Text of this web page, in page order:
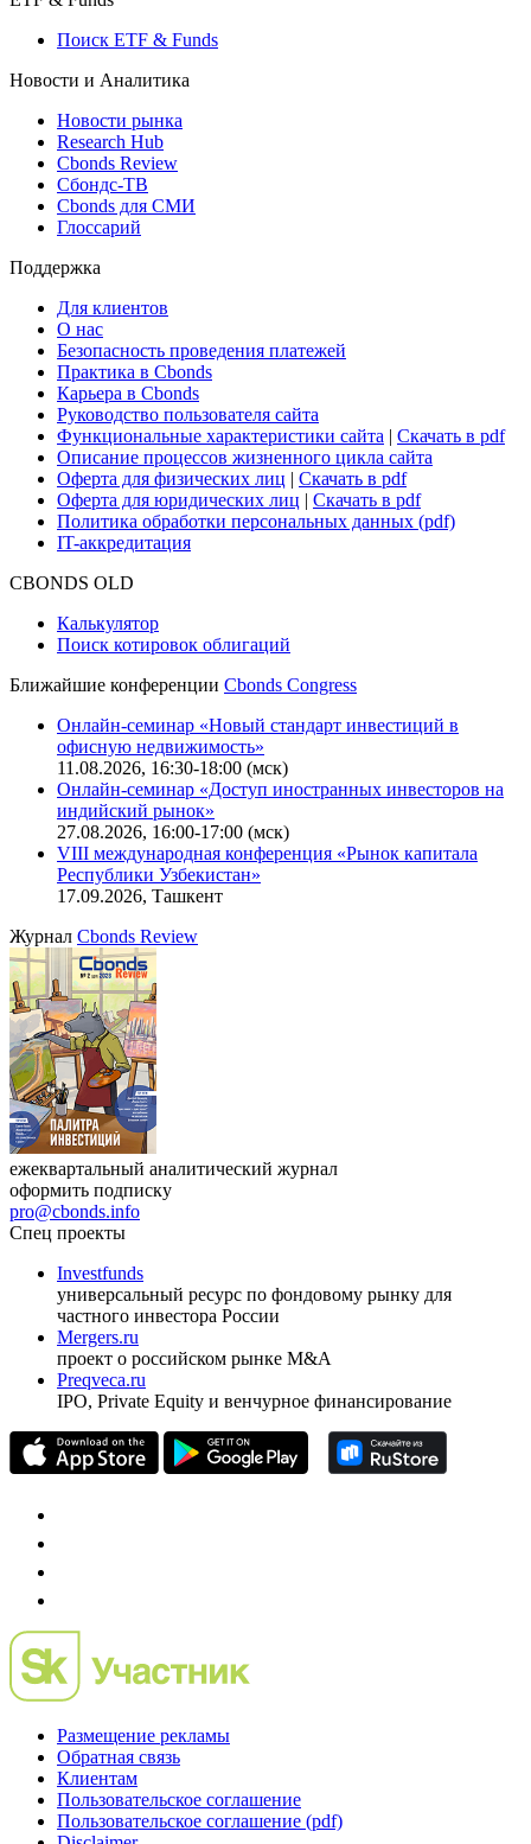
Виджет: Карта процентных ставок
ETF & Funds
Поиск ETF & Funds
Новости и Аналитика
Новости рынка
Research Hub
Cbonds Review
Сбондс-ТВ
Глоссарий
Поддержка
Для клиентов
О нас
Безопасность проведения платежей
Практика в Cbonds
Карьера в Cbonds
Руководство пользователя сайта
Функциональные характеристики сайта|Скачать в pdf
Описание процессов жизненного цикла сайта
Оферта для физических лиц
Оферта для юридических лиц
IT-аккредитация
Поиск котировок облигаций
Ближайшие конференцииCbonds Congress
Онлайн-семинар «Новый стандарт инвестиций в
офисную недвижимость»
11.08.2026, 16:30-18:00 (мск)
Онлайн-семинар «Доступ иностранных инвесторов на
индийский рынок»
VIII международная конференция «Рынок капитала
Республики Узбекистан»
17.09.2026, Ташкент
ЖурналCbonds Review
ежеквартальный аналитический журнал
оформить подписку
pro@cbonds.info
Спец проекты
Investfunds
универсальный ресурс по фондовому рынку для
частного инвестора России
проект о российском рынке M&A
Preqveca.ru
Размещение рекламы
Обратная связь